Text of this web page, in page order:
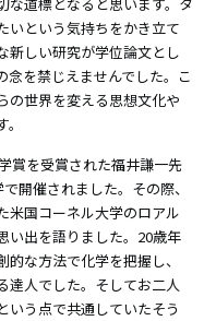
いという気持ちをかき立て
新しい研究が学位論文とし
を禁じえませんでした。こ
の世界を変える思想文化や
賞を受賞された福井謙一先
開催されました。その際、
米国コーネル大学のロアル
い出を語りました。20歳年
な方法で化学を把握し、
達人でした。そしてお二人
いう点で共通していたそう